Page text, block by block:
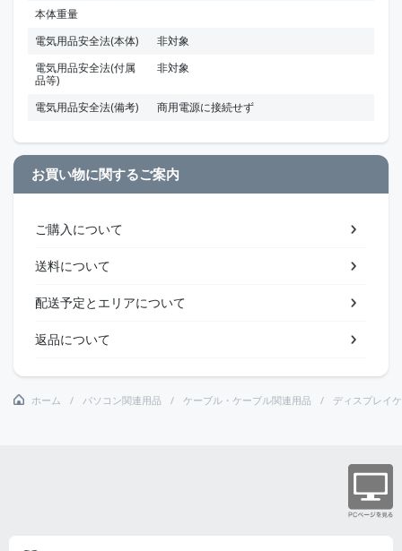
本体重量
電気用品安全法(本体)
非対象
電気用品安全法(付属
品等)
非対象
電気用品安全法(備考) 商用電源に接続せず
お買い物に関するご案内
ご購入について
送料について
配送予定とエリアについて
返品について
ホーム パソコン関連用品 ケーブル・ケーブル関連用品 ディスプレイ